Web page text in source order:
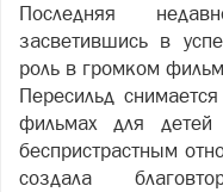
Последняя
засветившись в
роль в громком
Пересильд
фильмах для детей
беспристрастным
создала